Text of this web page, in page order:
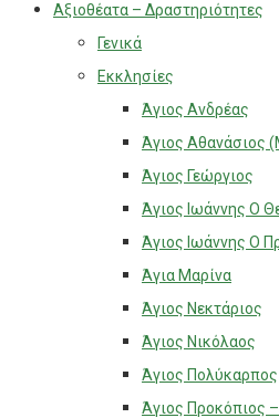
Αξιοθέατα – Δραστηριότητες
Γενικά
Εκκλησίες
Άγιος Ανδρέας
Άγιος Αθανάσιος
Άγιος Γεώργιος
Άγιος Ιωάννης Ο
Άγιος Ιωάννης Ο
Άγια Μαρίνα
Άγιος Νεκτάριος
Άγιος Νικόλαος
Άγιος Πολύκαρπος
Άγιος Προκόπιος